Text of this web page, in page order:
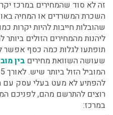
זה לא סוד שהמחירים במרכז
השכרת המשרדים או המחיה
שהובלות חייבות להיות יקרות
ליהנות מהמחירים הזולים
תופתעו לגלות כמה כסף
שעושה השוואת מחירים בין
להפתיע לא מעט בעלי עסק עם
רוצים להתרשם מהם, לפניכם
במרכז: